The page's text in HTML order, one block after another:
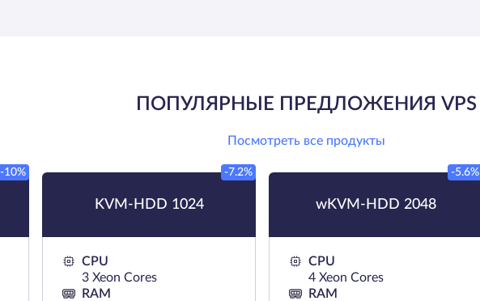
ПОПУЛЯРНЫЕ ПРЕДЛОЖЕНИЯ VPS
Посмотреть все продукты
-10%
KVM-HDD 1024
-7.2%
CPU
3 Xeon Cores
RAM
wKVM-HDD 2048
-5.6%
CPU
4 Xeon Cores
RAM